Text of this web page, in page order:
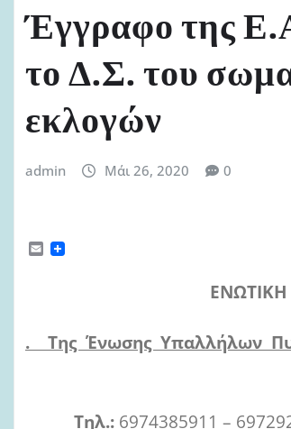
Έγγραφο της
το Δ.Σ. του
εκλογών
admin Μάι 26, 2020 0
E
. Της Ένωσης Υπαλλήλων
Τηλ.:6974385911 –